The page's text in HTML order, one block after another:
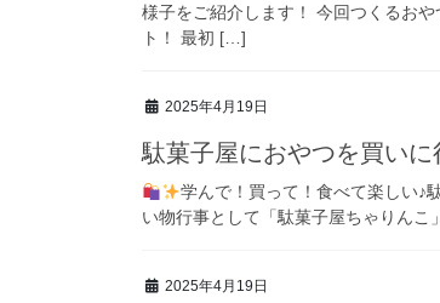
様子をご紹介します！ 今回つくるおや
ト！ 最初 […]
2025年4月19日
駄菓子屋におやつを買いに
学んで！買って！食べて楽しい♪
い物行事として「駄菓子屋ちゃりんこ
2025年4月19日